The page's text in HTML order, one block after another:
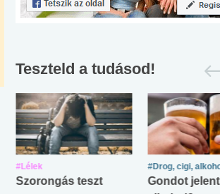
Teszteld a tudásod!
#Lélek
Szorongás teszt
#Drog, cigi,
Gondot